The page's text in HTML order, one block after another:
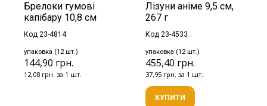
Брелоки гумові
капібару 10,8 см
Код 23-4814
упаковка (12 шт.)
144,90 грн.
12,08 грн. за 1 шт.
Лізуни аніме 9,5 см,
267 г
Код 23-4533
упаковка (12 шт.)
455,40 грн.
37,95 грн. за 1 шт.
КУПИТИ